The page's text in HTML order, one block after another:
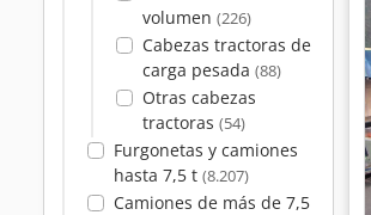
volumen (226)
Cabezas tractoras de
carga pesada (88)
Otras cabezas
tractoras (54)
Furgonetas y camiones
hasta 7,5 t (8.207)
Camiones de más de 7,5